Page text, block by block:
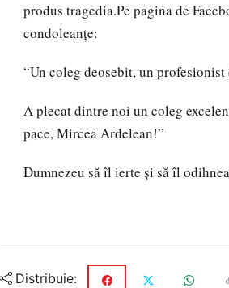
produs tragedia.Pe pagina de
condoleanțe:
“Un coleg deosebit, un
A plecat dintre noi un coleg
pace, Mircea Ardelean!”
Dumnezeu să îl ierte și să îl
Distribuie: